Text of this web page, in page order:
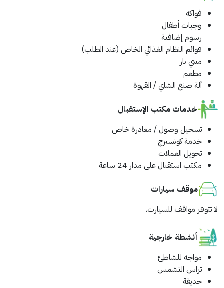
فواكه
وجبات أطفال
رسوم إضافية
قوائم النظام الغذائي الخاص (عند الطلب)
ميني بار
مطعم
آلة صنع الشاي / القهوة
خدمات مكتب الإستقبال
تسجيل وصول / مغادرة خاص
خدمة كونسيرج
تحويل العملات
مكتب استقبال على مدار 24 ساعة
موقف سيارات
ﻻ تتوفر مواقف للسيارت.
أنشطة خارجية
مواجه للشاطئ
تراس التشمس
حديقة